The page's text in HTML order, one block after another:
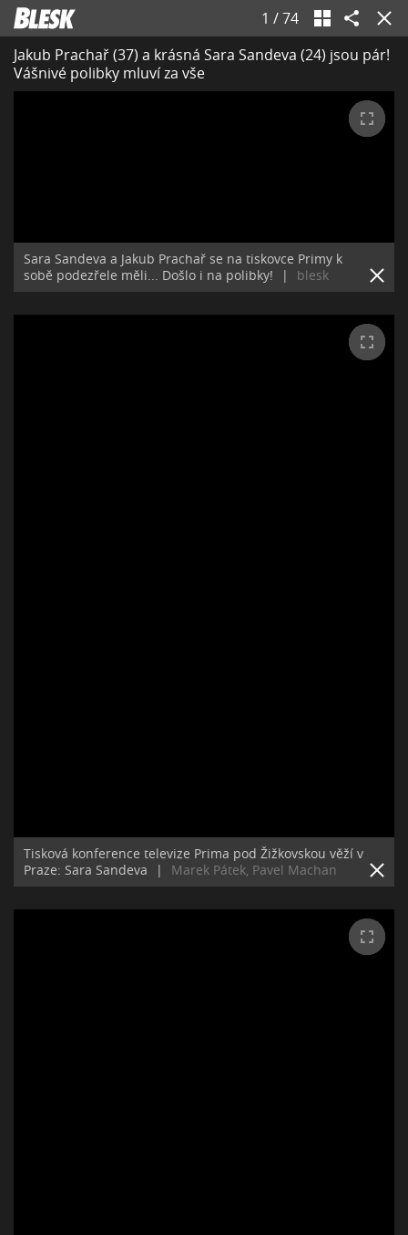
1 /74
Jakub Prachař (37) a krásná Sara Sandeva (24) jsou pár!
Vášnivé polibky mluví za vše
Sara Sandeva a Jakub Prachař se na tiskovce Primy k
sobě podezřele měli... Došlo i na polibky!
| blesk
Tisková konference televize Prima pod Žižkovskou věží v
Praze: Sara Sandeva
| Marek Pátek, Pavel Machan